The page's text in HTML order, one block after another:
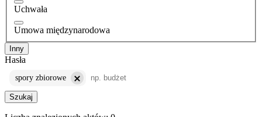
Uchwała
Umowa międzynarodowa
Inny
Hasła
spory zbiorowe
Szukaj